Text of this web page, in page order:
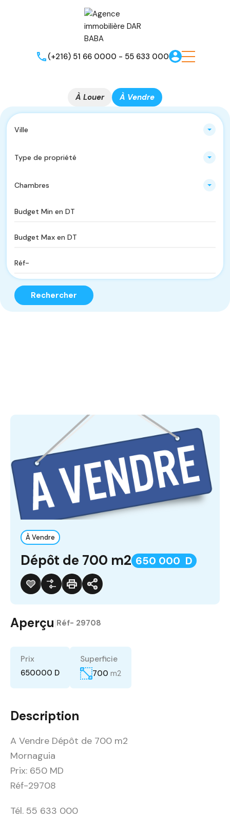
(+216) 51 66 0000 - 55 633 000
À Louer À Vendre
Ville
Type de propriété
Chambres
Rechercher
À Vendre
Dépôt de 700 m2 650 000 D
Aperçu Réf- 29708
Prix
650000 D
Superficie
700 m2
Description
A Vendre Dépôt de 700 m2
Mornaguia
Prix: 650 MD
Réf-29708
Tél. 55 633 000